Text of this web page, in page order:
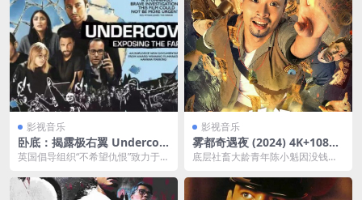
影视音乐
卧底：揭露极右翼 Undercov
er: Exposing the Far Right
英国倡导组织“不希望仇恨”致力于打
方法和资金来源 ...
影视音乐
雾都奇遇夜 (2024) 4K+1080P
夸克网盘下载
底层社畜大龄青年陈小魁因没钱饱
老家拆迁，一夜暴富在...